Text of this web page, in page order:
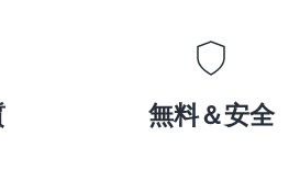
無料＆安全